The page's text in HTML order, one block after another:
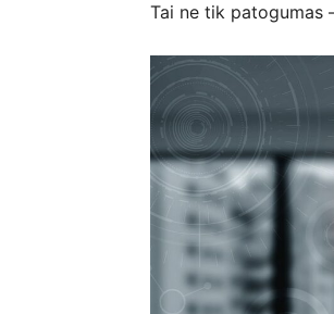
Tai ne tik patogumas